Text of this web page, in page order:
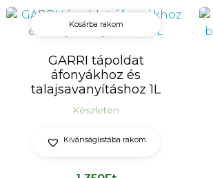
Kosárba rakom
GARRI tápoldat
áfonyákhoz és
talajsavanyításhoz 1L
Készleten
Kívánságlistába rakom